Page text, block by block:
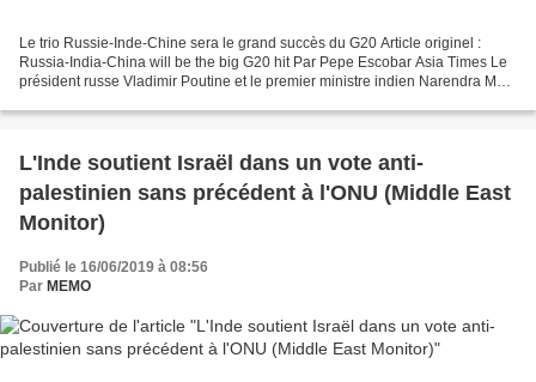
Le trio Russie-Inde-Chine sera le grand succès du G20 Article originel :
Russia-India-China will be the big G20 hit Par Pepe Escobar Asia Times Le
président russe Vladimir Poutine et le premier ministre indien Narendra Modi
L'Inde soutient Israël dans un vote anti-
palestinien sans précédent à l'ONU (Middle East
Monitor)
Publié le 16/06/2019 à 08:56
Par MEMO